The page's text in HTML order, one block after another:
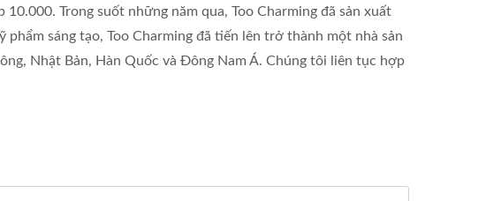
Trong suốt những năm qua, Too Charming đã sản xuất
sáng tạo, Too Charming đã tiến lên trở thành một nhà sản
Nhật Bản, Hàn Quốc và Đông Nam Á. Chúng tôi liên tục hợp